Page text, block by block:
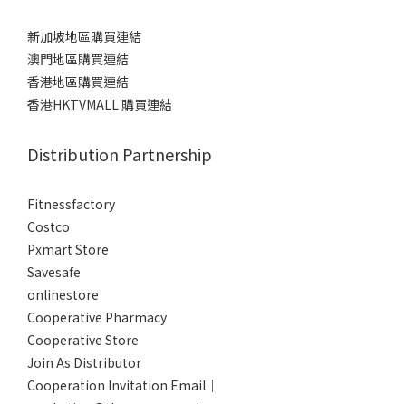
新加坡地區購買連結
澳門地區購買連結
香港地區購買連結
香港HKTVMALL 購買連結
Distribution Partnership
Fitnessfactory
Costco
Pxmart Store
Savesafe
onlinestore
Cooperative Pharmacy
Cooperative Store
Join As Distributor
Cooperation Invitation Email｜